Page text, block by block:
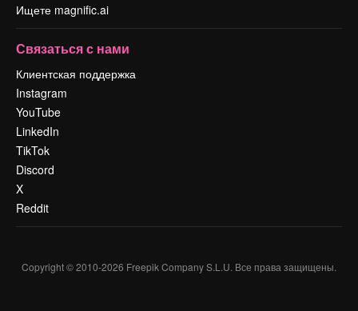
Ищете magnific.ai
Связаться с нами
Клиентская поддержка
Instagram
YouTube
LinkedIn
TikTok
Discord
X
Reddit
Copyright © 2010-2026 Freepik Company S.L.U. Все права защищены.